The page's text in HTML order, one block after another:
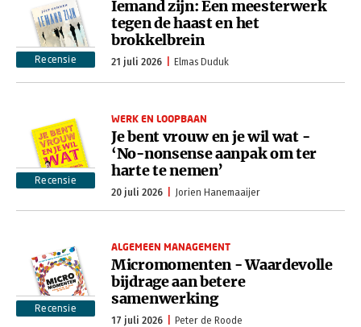
Recensie
Iemand zijn: Een meesterwerk
tegen de haast en het
brokkelbrein
21 juli 2026 Elmas Duduk
Recensie
WERK EN LOOPBAAN
Je bent vrouw en je wil wat -
‘No-nonsense aanpak om ter
harte te nemen’
20 juli 2026 Jorien Hanemaaijer
Recensie
ALGEMEEN MANAGEMENT
Micromomenten - Waardevolle
bijdrage aan betere
samenwerking
17 juli 2026 Peter de Roode